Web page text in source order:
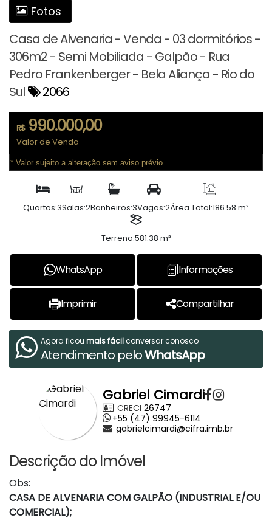
Fotos
Casa de Alvenaria - Venda - 03 dormitórios -
306m2 - Semi Mobiliada - Galpão - Rua
Pedro Frankenberger - Bela Aliança - Rio do
Sul
2066
R$990.000,00
Valor de Venda
* Valor sujeito a alteração sem aviso prévio.
Quartos:3Salas:2Banheiros:3Vagas:2Área Total:186.58 m²
Terreno:581.38 m²
WhatsApp Informações
Imprimir Compartilhar
Agora ficou mais fácilconversar conosco
Atendimento peloWhatsApp
Gabriel Cimardi
CRECI 26747
+55 (47) 99945-6114
gabrielcimardi@cifra.imb.br
Descrição do Imóvel
Obs:
CASA DE ALVENARIA COM GALPÃO (INDUSTRIAL E/OU
COMERCIAL);